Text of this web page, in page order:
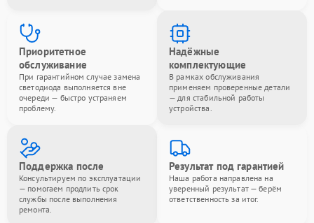
Приоритетное
обслуживание
При гарантийном случае замена
светодиода выполняется вне
очереди — быстро устраняем
проблему.
Надёжные
комплектующие
В рамках обслуживания
применяем проверенные детали
— для стабильной работы
устройства.
Поддержка после
Консультируем по эксплуатации
— помогаем продлить срок
службы после выполнения
ремонта.
Результат под гарантией
Наша работа направлена на
уверенный результат — берём
ответственность за итог.